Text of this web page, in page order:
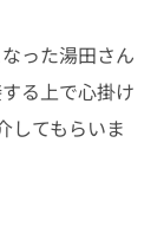
った湯田さん
る上で心掛け
してもらいま